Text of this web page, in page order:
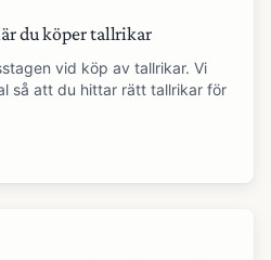
du köper tallrikar
vid köp av tallrikar. Vi
så att du hittar rätt tallrikar för